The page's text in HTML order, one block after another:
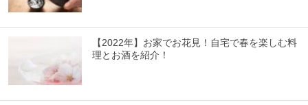
【2022年】お家でお花見！自宅で春を楽しむ料
理とお酒を紹介！